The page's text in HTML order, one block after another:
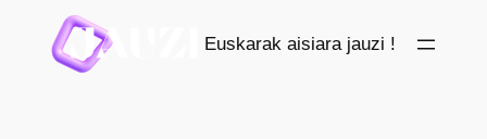
contenido
Euskarak aisiara jauzi !